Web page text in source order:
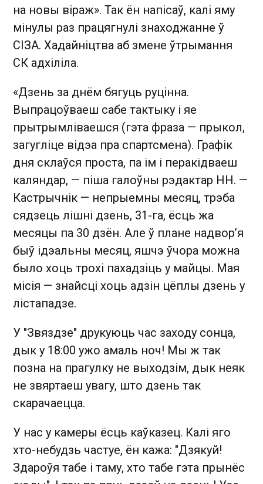
на новы віраж». Так ён напісаў, калі яму
мінулы раз працягнулі знаходжанне ў
СІЗА. Хадайніцтва аб змене ўтрымання
СК адхіліла.
«Дзень за днём бягуць руцінна.
Выпрацоўваеш сабе тактыку і яе
прытрымліваешся (гэта фраза — прыкол,
загугліце відэа пра спартсмена). Графік
дня склаўся проста, па ім і перакідваеш
каляндар, — піша галоўны рэдактар НН. —
Кастрычнік — непрыемны месяц, трэба
сядзець лішні дзень, 31-га, ёсць жа
месяцы па 30 дзён. Але ў плане надвор’я
быў ідэальны месяц, яшчэ ўчора можна
было хоць трохі пахадзіць у майцы. Мая
місія — знайсці хоць адзін цёплы дзень у
лістападзе.
У "Звяздзе" друкуюць час заходу сонца,
дык у 18:00 ужо амаль ноч! Мы ж так
позна на прагулку не выходзім, дык неяк
не звяртаеш увагу, што дзень так
скарачаецца.
У нас у камеры ёсць каўказец. Калі яго
хто-небудзь частуе, ён кажа: "Дзякуй!
Здароўя табе і таму, хто табе гэта прынёс